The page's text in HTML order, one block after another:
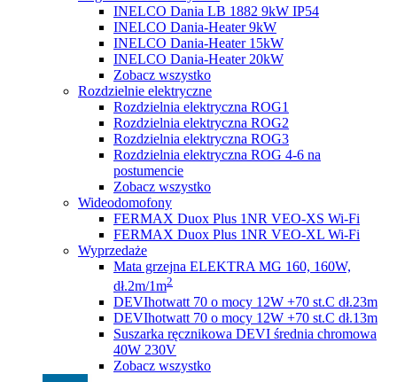
INELCO Dania LB 1882 9kW IP54
INELCO Dania-Heater 9kW
INELCO Dania-Heater 15kW
INELCO Dania-Heater 20kW
Zobacz wszystko
Rozdzielnie elektryczne
Rozdzielnia elektryczna ROG1
Rozdzielnia elektryczna ROG2
Rozdzielnia elektryczna ROG3
Rozdzielnia elektryczna ROG 4-6 na
postumencie
Zobacz wszystko
Wideodomofony
FERMAX Duox Plus 1NR VEO-XS Wi-Fi
FERMAX Duox Plus 1NR VEO-XL Wi-Fi
Wyprzedaże
Mata grzejna ELEKTRA MG 160, 160W,
dł.2m/1m2
DEVIhotwatt 70 o mocy 12W +70 st.C dł.23m
DEVIhotwatt 70 o mocy 12W +70 st.C dł.13m
Suszarka ręcznikowa DEVI średnia chromowa
40W 230V
Zobacz wszystko